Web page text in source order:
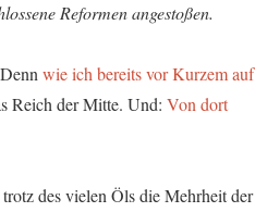
Reformen angestoßen.
wie ich bereits vor Kurzem auf
Reich der Mitte. Und: Von dort
des vielen Öls die Mehrheit der